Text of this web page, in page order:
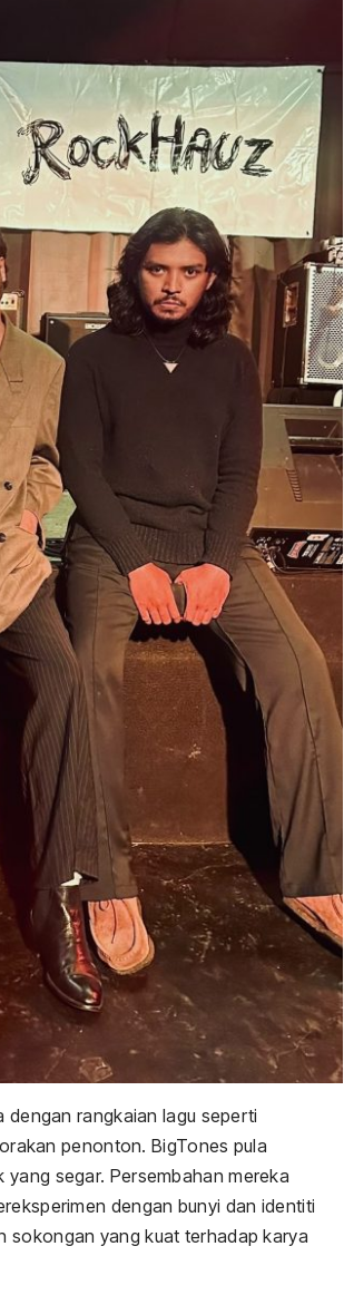
rangkaian lagu seperti
penonton. BigTones pula
segar. Persembahan mereka
dengan bunyi dan identiti
sokongan yang kuat terhadap karya